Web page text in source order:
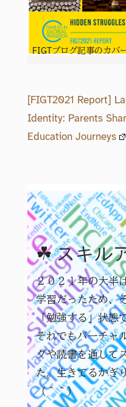
FIGTブログ記事のカバ
[FIGT2021 Report]
Identity: Parents
Education Journeys
☘ スキル
２０２１年の大半
学習だったため、
「勉強する」状態
それでもバーチャ
グや読書を通して
た。生きてるかぎ
（＾＾）